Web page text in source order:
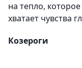
на тепло,
хватает чувства
Козероги